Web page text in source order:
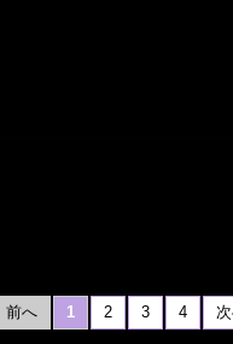
前へ 1 2 3 4